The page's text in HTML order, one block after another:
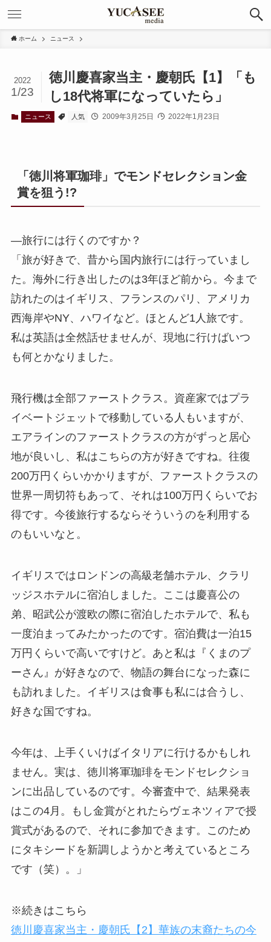
ホーム ニュース
徳川慶喜家当主・慶朝氏【1】「も
し18代将軍になっていたら」
2022
1/23
ニュース 人気 2009年3月25日 2022年1月23日
「徳川将軍珈琲」でモンドセレクション金
賞を狙う!?
―旅行には行くのですか？
「旅が好きで、昔から国内旅行には行っていまし
た。海外に行き出したのは3年ほど前から。今まで
訪れたのはイギリス、フランスのパリ、アメリカ
西海岸やNY、ハワイなど。ほとんど1人旅です。
私は英語は全然話せませんが、現地に行けばいつ
も何とかなりました。
飛行機は全部ファーストクラス。資産家ではプラ
イベートジェットで移動している人もいますが、
エアラインのファーストクラスの方がずっと居心
地が良いし、私はこちらの方が好きですね。往復
200万円くらいかかりますが、ファーストクラスの
世界一周切符もあって、それは100万円くらいでお
得です。今後旅行するならそういうのを利用する
のもいいなと。
イギリスではロンドンの高級老舗ホテル、クラリ
ッジスホテルに宿泊しました。ここは慶喜公の
弟、昭武公が渡欧の際に宿泊したホテルで、私も
一度泊まってみたかったのです。宿泊費は一泊15
万円くらいで高いですけど。あと私は『くまのプ
ーさん』が好きなので、物語の舞台になった森に
も訪れました。イギリスは食事も私には合うし、
好きな国ですね。
今年は、上手くいけばイタリアに行けるかもしれ
ません。実は、徳川将軍珈琲をモンドセレクショ
ンに出品しているのです。今審査中で、結果発表
はこの4月。もし金賞がとれたらヴェネツィアで授
賞式があるので、それに参加できます。このため
にタキシードを新調しようかと考えているところ
です（笑）。」
※続きはこちら
徳川慶喜家当主・慶朝氏【2】華族の末裔たちの今